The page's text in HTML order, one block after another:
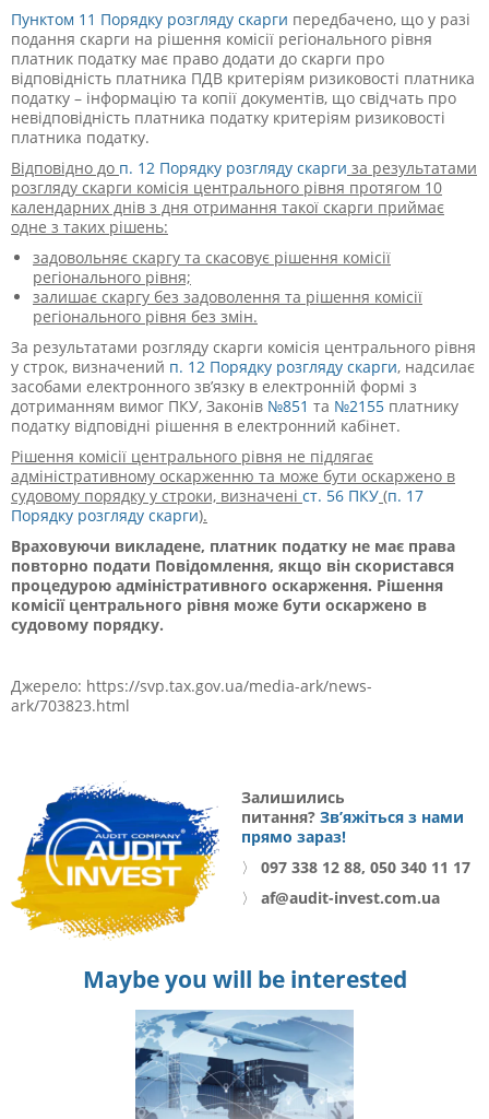
Пунктом 11 Порядку розгляду скарги передбачено, що у разі
подання скарги на рішення комісії регіонального рівня
платник податку має право додати до скарги про
відповідність платника ПДВ критеріям ризиковості платника
податку – інформацію та копії документів, що свідчать про
невідповідність платника податку критеріям ризиковості
платника податку.
Відповідно до п. 12 Порядку розгляду скарги за результатами
розгляду скарги комісія центрального рівня протягом 10
календарних днів з дня отримання такої скарги приймає
одне з таких рішень:
задовольняє скаргу та скасовує рішення комісії
регіонального рівня;
залишає скаргу без задоволення та рішення комісії
регіонального рівня без змін.
За результатами розгляду скарги комісія центрального рівня
у строк, визначений п. 12 Порядку розгляду скарги, надсилає
засобами електронного зв’язку в електронній формі з
дотриманням вимог ПКУ, Законів №851 та №2155 платнику
податку відповідні рішення в електронний кабінет.
Рішення комісії центрального рівня не підлягає
адміністративному оскарженню та може бути оскаржено в
судовому порядку у строки, визначені ст. 56 ПКУ (п. 17
Порядку розгляду скарги).
Враховуючи викладене, платник податку не має права
повторно подати Повідомлення, якщо він скористався
процедурою адміністративного оскарження. Рішення
комісії центрального рівня може бути оскаржено в
судовому порядку.
Джерело: https://svp.tax.gov.ua/media-ark/news-
ark/703823.html
Залишились
питання? Зв’яжіться з нами
прямо зараз!
〉
097 338 12 88, 050 340 11 17
〉
af@audit-invest.com.ua
Maybe you will be interested